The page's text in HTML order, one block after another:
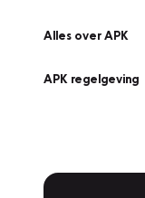
Alles over APK
APK regelgeving